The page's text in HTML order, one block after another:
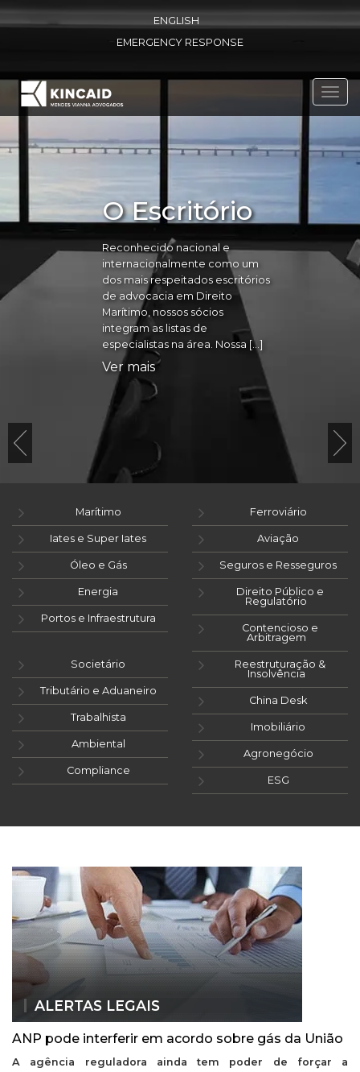
ENGLISH
EMERGENCY RESPONSE
O Escritório
Reconhecido nacional e
internacionalmente como um
dos mais respeitados escritórios
de advocacia em Direito
Marítimo, nossos sócios
integram as listas de
especialistas na área. Nossa […]
Ver mais
Marítimo
Iates e Super Iates
Óleo e Gás
Energia
Portos e Infraestrutura
Ferroviário
Aviação
Seguros e Resseguros
Direito Público e
Regulatório
Contencioso e
Arbitragem
Societário
Tributário e Aduaneiro
Trabalhista
Ambiental
Compliance
Reestruturação &
Insolvência
China Desk
Imobiliário
Agronegócio
ESG
ALERTAS LEGAIS
ANP pode interferir em acordo sobre gás da União
A agência reguladora ainda tem poder de forçar a